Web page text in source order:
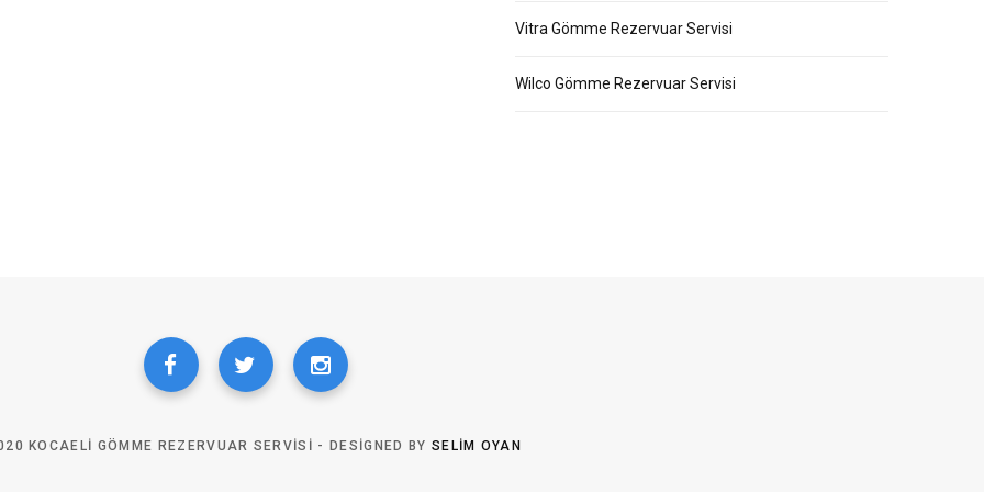
Vitra Gömme Rezervuar Servisi
Wilco Gömme Rezervuar Servisi
KOCAELI GÖMME REZERVUAR SERVISI - DESIGNED BY SELIM OYAN